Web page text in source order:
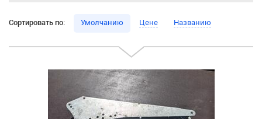
Сортировать по: Умолчанию Цене Названию